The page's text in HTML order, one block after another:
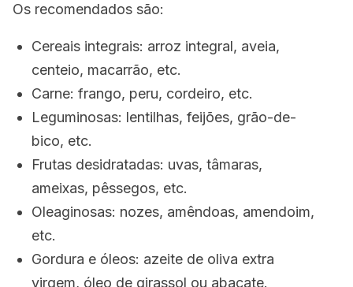
Os recomendados são:
Cereais integrais: arroz integral, aveia,
centeio, macarrão, etc.
Carne: frango, peru, cordeiro, etc.
Leguminosas: lentilhas, feijões, grão-de-
bico, etc.
Frutas desidratadas: uvas, tâmaras,
ameixas, pêssegos, etc.
Oleaginosas: nozes, amêndoas, amendoim,
etc.
Gordura e óleos: azeite de oliva extra
virgem, óleo de girassol ou abacate.